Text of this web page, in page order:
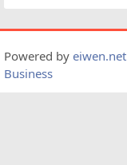
Powered by eiwen.net
Business